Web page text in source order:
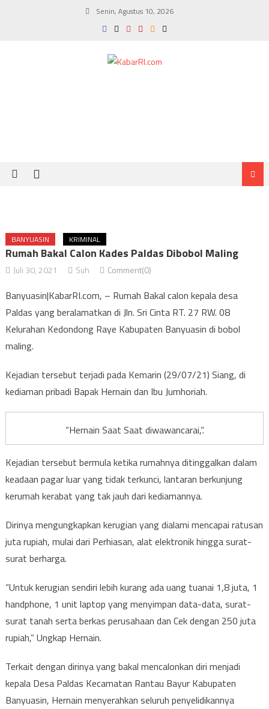
Senin, Agustus 10, 2026
BANYUASIN KRIMINAL
Rumah Bakal Calon Kades Paldas Dibobol Maling
Juli 30, 2021 Suh Comment(0)
Banyuasin|KabarRI.com, – Rumah Bakal calon kepala desa
Paldas yang beralamatkan di Jln. Sri Cinta RT. 27 RW. 08
Kelurahan Kedondong Raye Kabupaten Banyuasin di bobol
maling.
Kejadian tersebut terjadi pada Kemarin (29/07/21) Siang, di
kediaman pribadi Bapak Hernain dan Ibu Jumhoriah.
“Hernain Saat Saat diwawancarai,”.
Kejadian tersebut bermula ketika rumahnya ditinggalkan dalam
keadaan pagar luar yang tidak terkunci, lantaran berkunjung
kerumah kerabat yang tak jauh dari kediamannya.
Dirinya mengungkapkan kerugian yang dialami mencapai ratusan
juta rupiah, mulai dari Perhiasan, alat elektronik hingga surat-
surat berharga.
“Untuk kerugian sendiri lebih kurang ada uang tuanai 1,8 juta, 1
handphone, 1 unit laptop yang menyimpan data-data, surat-
surat tanah serta berkas perusahaan dan Cek dengan 250 juta
rupiah,” Ungkap Hernain.
Terkait dengan dirinya yang bakal mencalonkan diri menjadi
kepala Desa Paldas Kecamatan Rantau Bayur Kabupaten
Banyuasin, Hernain menyerahkan seluruh penyelidikannya